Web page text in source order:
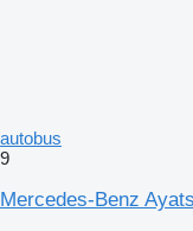
autobus
9
Mercedes-Benz